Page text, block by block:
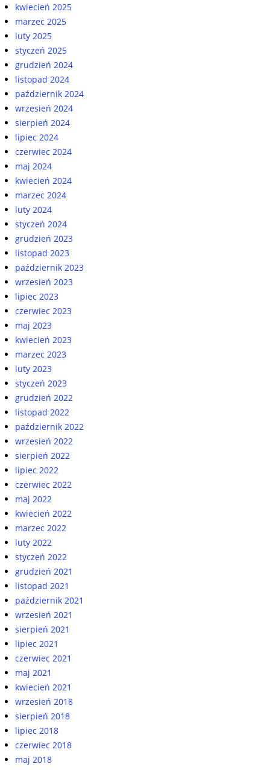
kwiecień 2025
marzec 2025
luty 2025
styczeń 2025
grudzień 2024
listopad 2024
październik 2024
wrzesień 2024
sierpień 2024
lipiec 2024
czerwiec 2024
maj 2024
kwiecień 2024
marzec 2024
luty 2024
styczeń 2024
grudzień 2023
listopad 2023
październik 2023
wrzesień 2023
lipiec 2023
czerwiec 2023
maj 2023
kwiecień 2023
marzec 2023
luty 2023
styczeń 2023
grudzień 2022
listopad 2022
październik 2022
wrzesień 2022
sierpień 2022
lipiec 2022
czerwiec 2022
maj 2022
kwiecień 2022
marzec 2022
luty 2022
styczeń 2022
grudzień 2021
listopad 2021
październik 2021
wrzesień 2021
sierpień 2021
lipiec 2021
czerwiec 2021
maj 2021
kwiecień 2021
wrzesień 2018
sierpień 2018
lipiec 2018
czerwiec 2018
maj 2018